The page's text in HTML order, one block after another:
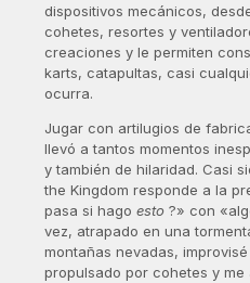
dispositivos mecánicos,
cohetes, resortes y
creaciones y le permiten
karts, catapultas, casi
ocurra.
Jugar con artilugios de
llevó a tantos momentos
y también de hilaridad. Casi
the Kingdom responde a la
pasa si hago esto ?» con
vez, atrapado en una
montañas nevadas,
propulsado por cohetes y